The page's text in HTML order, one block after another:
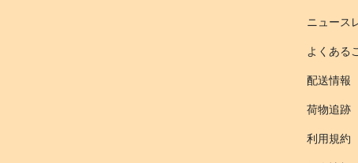
ニュース
よくある
配送情報
荷物追跡
利用規約